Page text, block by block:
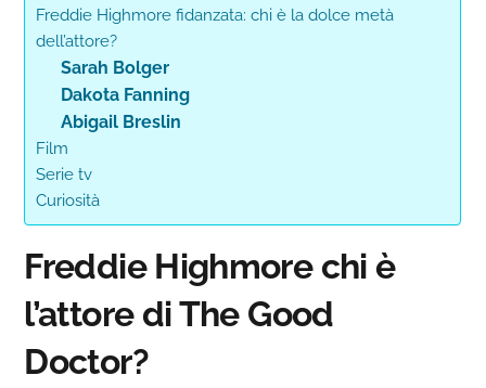
Freddie Highmore fidanzata: chi è la dolce metà
dell’attore?
Sarah Bolger
Dakota Fanning
Abigail Breslin
Film
Serie tv
Curiosità
Freddie Highmore chi è
l’attore di The Good
Doctor?